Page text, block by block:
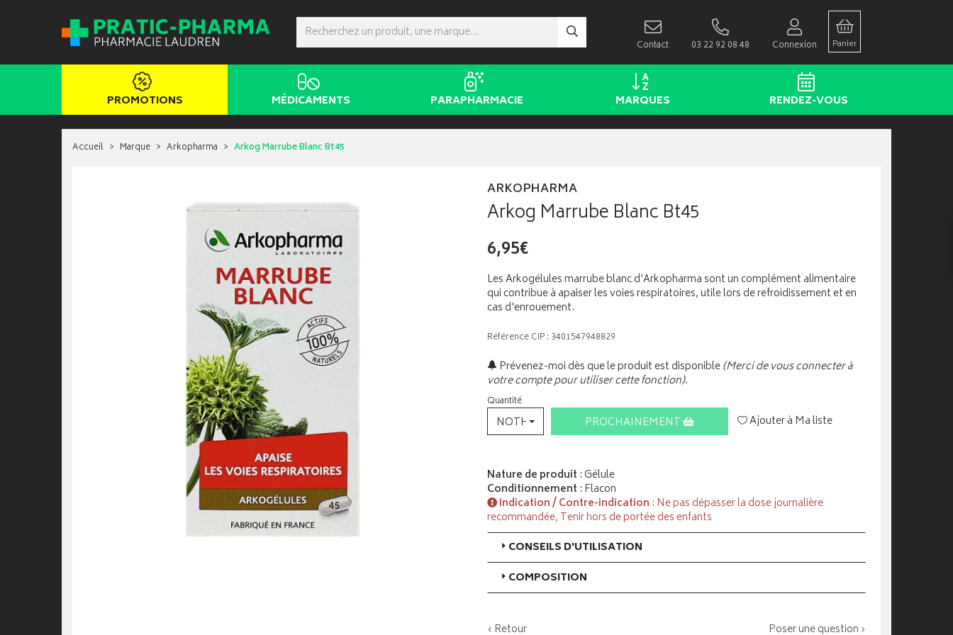
Contact 03 22 92 08 48 Connexion Panier
PROMOTIONS MÉDICAMENTS PARAPHARMACIE MARQUES RENDEZ-VOUS
Accueil Marque Arkopharma Arkog Marrube Blanc Bt45
ARKOPHARMA
Arkog Marrube Blanc Bt45
6,95€
Les Arkogélules marrube blanc d'Arkopharma sont un complément alimentaire
qui contribue à apaiser les voies respiratoires, utile lors de refroidissement et en
cas d'enrouement.
Référence CIP : 3401547948829
Prévenez-moi dès que le produit est disponible(Merci de vous connecter à
votre compte pour utiliser cette fonction).
Quantité
NOTHING SELECTEDPROCHAINEMENT Ajouter à Ma liste
Nature de produit : Gélule
Conditionnement : Flacon
Indication / Contre-indication : Ne pas dépasser la dose journalière
recommandée, Tenir hors de portée des enfants
CONSEILS D'UTILISATION
COMPOSITION
‹ Retour Poser une question ›